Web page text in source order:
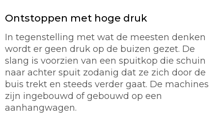
Ontstoppen met hoge druk
In tegenstelling met wat de meesten denken
wordt er geen druk op de buizen gezet. De
slang is voorzien van een spuitkop die schuin
naar achter spuit zodanig dat ze zich door de
buis trekt en steeds verder gaat. De machines
zijn ingebouwd of gebouwd op een
aanhangwagen.